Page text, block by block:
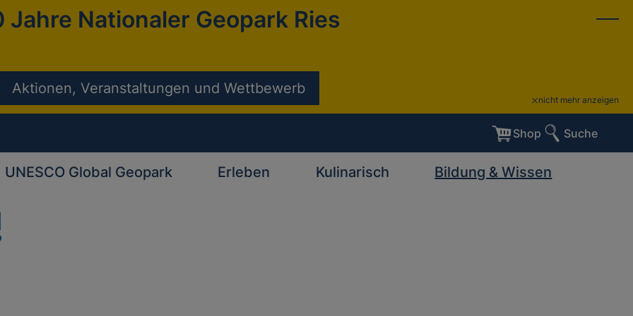
Jahre Nationaler Geopark Ries
Aktionen, Veranstaltungen und Wettbewerb
nicht mehr anzeigen
Shop Suche
UNESCO Global Geopark Erleben Kulinarisch Bildung & Wissen